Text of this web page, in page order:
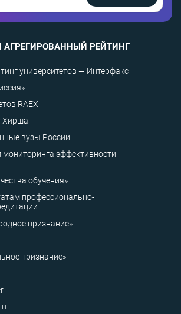
РЕЙТИНГ
университетов — Интерфакс
RAEX
Хирша
вузы России
эффективности
обучения»
профессионально-
признание»
признание»